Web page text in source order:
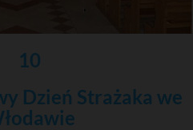
10
Dzień Strażaka we